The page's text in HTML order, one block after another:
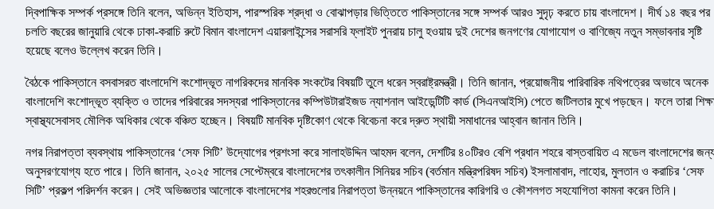
দ্বিপাক্ষিক সম্পর্ক প্রসঙ্গে তিনি বলেন, অভিন্ন ইতিহাস, পারস্পরিক শ্রদ্ধা ও বোঝাপড়ার ভিত্তিতে পাকিস্তানের সঙ্গে সম্পর্ক আরও সুদৃঢ় করতে চায় বাংলাদেশ। দীর্ঘ ১৪ বছর পর
চলতি বছরের জানুয়ারি থেকে ঢাকা-করাচি রুটে বিমান বাংলাদেশ এয়ারলাইন্সের সরাসরি ফ্লাইট পুনরায় চালু হওয়ায় দুই দেশের জনগণের যোগাযোগ ও বাণিজ্যে নতুন সম্ভাবনার সৃষ্টি
হয়েছে বলেও উল্লেখ করেন তিনি।
বৈঠকে পাকিস্তানে বসবাসরত বাংলাদেশি বংশোদ্ভূত নাগরিকদের মানবিক সংকটের বিষয়টি তুলে ধরেন স্বরাষ্ট্রমন্ত্রী। তিনি জানান, প্রয়োজনীয় পারিবারিক নথিপত্রের অভাবে অনেক
বাংলাদেশি বংশোদ্ভূত ব্যক্তি ও তাদের পরিবারের সদস্যরা পাকিস্তানের কম্পিউটারাইজড ন্যাশনাল আইডেন্টিটি কার্ড (সিএনআইসি) পেতে জটিলতার মুখে পড়ছেন। ফলে তারা
স্বাস্থ্যসেবাসহ মৌলিক অধিকার থেকে বঞ্চিত হচ্ছেন। বিষয়টি মানবিক দৃষ্টিকোণ থেকে বিবেচনা করে দ্রুত স্থায়ী সমাধানের আহ্বান জানান তিনি।
নগর নিরাপত্তা ব্যবস্থায় পাকিস্তানের ‘সেফ সিটি’ উদ্যোগের প্রশংসা করে সালাহউদ্দিন আহমদ বলেন, দেশটির ৪০টিরও বেশি প্রধান শহরে বাস্তবায়িত এ মডেল বাংলাদেশের
অনুসরণযোগ্য হতে পারে। তিনি জানান, ২০২৫ সালের সেপ্টেম্বরে বাংলাদেশের তৎকালীন সিনিয়র সচিব (বর্তমান মন্ত্রিপরিষদ সচিব) ইসলামাবাদ, লাহোর, মুলতান ও করাচির ‘সেফ
সিটি’ প্রকল্প পরিদর্শন করেন। সেই অভিজ্ঞতার আলোকে বাংলাদেশের শহরগুলোর নিরাপত্তা উন্নয়নে পাকিস্তানের কারিগরি ও কৌশলগত সহযোগিতা কামনা করেন তিনি।